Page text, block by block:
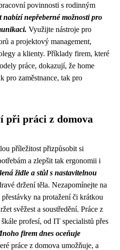
povinnosti s rodinným
nabízí nepřeberné možnosti pro
Využijte nástroje pro
a projektový management,
a klienty. Příklady firem, které
práce, dokazují, že home
pro zaměstnance, tak pro
při práci z domova
příležitost přizpůsobit si
a zlepšit tak ergonomii i
židle a stůl s nastavitelnou
držení těla. Nezapomínejte na
na protažení či krátkou
svěžest a soustředění. Práce z
profesí, od IT specialistů přes
firem dnes oceňuje
práce z domova umožňuje, a